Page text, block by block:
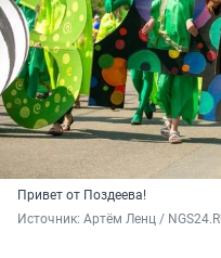
Привет от Поздеева!
Источник: Артём Ленц /